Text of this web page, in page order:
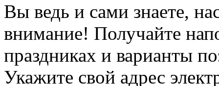
Вы ведь и сами знаете,
внимание! Получайте
праздниках и варианты
Укажите свой адрес